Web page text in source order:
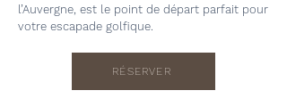
l’Auvergne, est le point de départ parfait pour
votre escapade golfique.
RÉSERVER